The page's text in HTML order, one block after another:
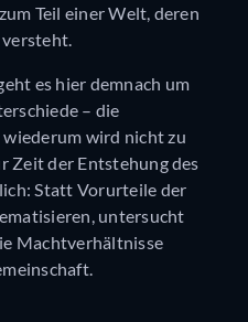
Teil einer Welt, deren
versteht.
es hier demnach um
– die
wird nicht zu
Zeit der Entstehung des
Statt Vorurteile der
untersucht
Machtverhältnisse